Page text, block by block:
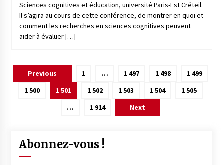
Sciences cognitives et éducation, université Paris-Est Créteil.
Il s’agira au cours de cette conférence, de montrer en quoi et
comment les recherches en sciences cognitives peuvent
aider à évaluer […]
Pagination
des
publications
Previous 1 … 1 497 1 498
1 499
1 500
1 501 1 502 1 503 1 504
1 505
…
1 914 Next
Abonnez-vous !